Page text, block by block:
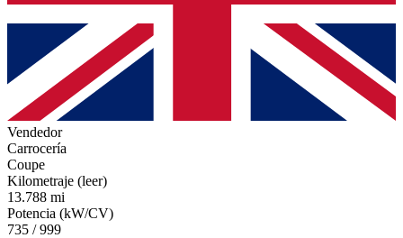
Vendedor
Carrocería
Coupe
Kilometraje (leer)
13.788 mi
Potencia (kW/CV)
735 / 999